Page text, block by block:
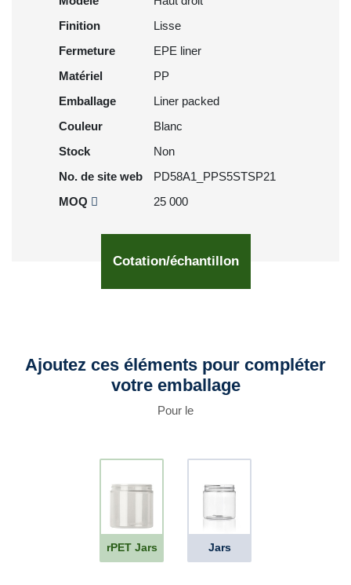
Finition
Lisse
Fermeture
EPE liner
Matériel
PP
Emballage
Liner packed
Couleur
Blanc
Stock
Non
No. de site web
PD58A1_PPS5STSP21
MOQ
25 000
Cotation/échantillon
Ajoutez ces éléments pour compléter
votre emballage
Pour le
rPET Jars Jars